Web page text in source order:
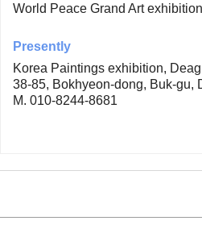
World Peace Grand Art exhibition
Presently
Korea Paintings exhibition,
38-85, Bokhyeon-dong, Buk-gu,
M. 010-8244-8681